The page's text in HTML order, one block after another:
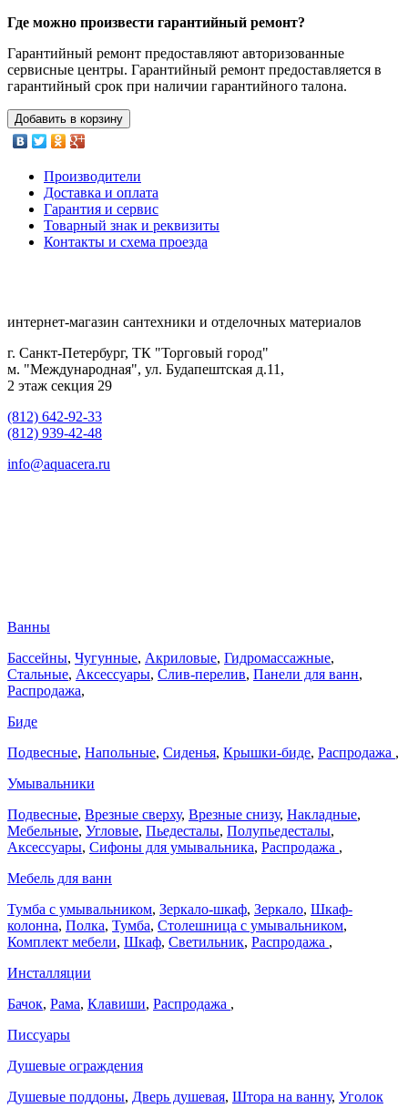
Где можно произвести гарантийный ремонт?
Гарантийный ремонт предоставляют авторизованные
сервисные центры. Гарантийный ремонт предоставляется в
гарантийный срок при наличии гарантийного талона.
Добавить в корзину
Производители
Доставка и оплата
Гарантия и сервис
Товарный знак и реквизиты
Контакты и схема проезда
интернет-магазин сантехники и отделочных материалов
г. Санкт-Петербург, ТК "Торговый город"
м. "Международная", ул. Будапештская д.11,
2 этаж секция 29
(812) 642-92-33
(812) 939-42-48
info@aquacera.ru
Ванны
Бассейны, Чугунные, Акриловые, Гидромассажные,
Стальные, Аксессуары, Слив-перелив, Панели для ванн,
Распродажа,
Биде
Подвесные, Напольные, Сиденья, Крышки-биде, Распродажа ,
Умывальники
Подвесные, Врезные сверху, Врезные снизу, Накладные,
Мебельные, Угловые, Пьедесталы, Полупьедесталы,
Аксессуары, Сифоны для умывальника, Распродажа ,
Мебель для ванн
Тумба с умывальником, Зеркало-шкаф, Зеркало, Шкаф-
колонна, Полка, Тумба, Столешница с умывальником,
Комплект мебели, Шкаф, Светильник, Распродажа ,
Инсталляции
Бачок, Рама, Клавиши, Распродажа ,
Писсуары
Душевые ограждения
Душевые поддоны, Дверь душевая, Штора на ванну, Уголок